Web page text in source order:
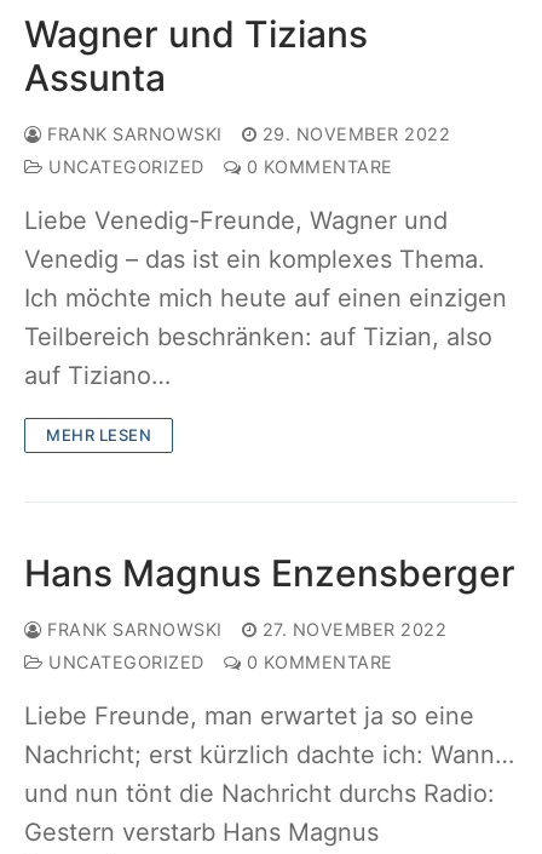
Wagner und Tizians
Assunta
FRANK SARNOWSKI
29. NOVEMBER 2022
UNCATEGORIZED
0 KOMMENTARE
Liebe Venedig-Freunde, Wagner und
Venedig – das ist ein komplexes Thema.
Ich möchte mich heute auf einen einzigen
Teilbereich beschränken: auf Tizian, also
auf Tiziano…
MEHR LESEN
Hans Magnus Enzensberger
FRANK SARNOWSKI
27. NOVEMBER 2022
UNCATEGORIZED
0 KOMMENTARE
Liebe Freunde, man erwartet ja so eine
Nachricht; erst kürzlich dachte ich: Wann…
und nun tönt die Nachricht durchs Radio:
Gestern verstarb Hans Magnus